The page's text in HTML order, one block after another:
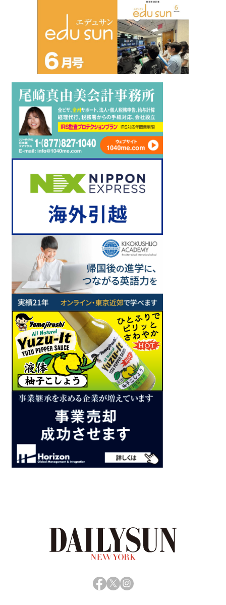
Facebook
X Instagram